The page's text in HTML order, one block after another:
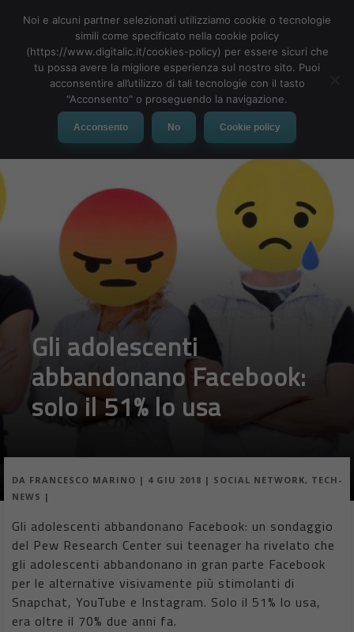
MENU
Gli adolescenti
abbandonano Facebook:
solo il 51% lo usa
DA FRANCESCO MARINO | 4 GIU 2018 | SOCIAL NETWORK, TECH-
NEWS |
Gli adolescenti abbandonano Facebook: un sondaggio
del Pew Research Center sui teenager ha rivelato che
gli adolescenti abbandonano in gran parte Facebook
per le alternative visivamente più stimolanti di
Snapchat, YouTube e Instagram. Solo il 51% lo usa,
era oltre il 70% due anni fa.
Noi e alcuni partner selezionati utilizziamo cookie o tecnologie
simili come specificato nella cookie policy
(https://www.digitalic.it/cookies-policy) per essere sicuri che
tu possa avere la migliore esperienza sul nostro sito. Puoi
acconsentire all’utilizzo di tali tecnologie con il tasto
"Acconsento" o proseguendo la navigazione.
Acconsento No Cookie policy